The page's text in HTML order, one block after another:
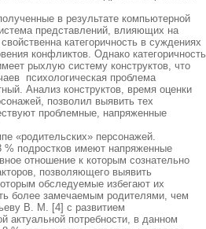
в результате компьютерной
представлений, влияющих на
категоричность в суждениях
конфликтов. Однако категоричность
рыхлую систему конструктов, что
психологическая проблема
Анализ конструктов, время оценки
позволил выявить тех
проблемные, напряженные
«родительских» персонажей.
% подростков имеют напряженные
отношение к которым сознательно
позволяющего выявить
обследуемые избегают их
более замечаемым родителями, чем
В. М. [4] с развитием
актуальной потребности, в данном